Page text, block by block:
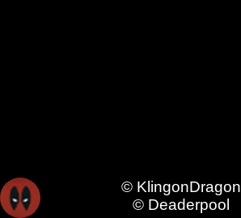
© KlingonDragon
© Deaderpool